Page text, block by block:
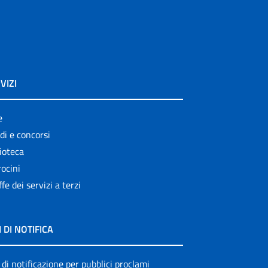
e concorsi
dei servizi a terzi
DI NOTIFICA
notificazione per pubblici proclami